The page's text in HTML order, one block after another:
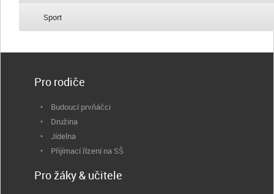
Sport
Pro rodiče
Budoucí prvňáčci
Družina
Jídelna
Přijímací řízení na SŠ
Pro žáky & učitele